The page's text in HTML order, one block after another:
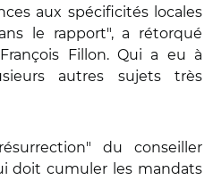
aux spécificités locales
le rapport", a rétorqué
Fillon. Qui a eu à
autres sujets très
du conseiller
doit cumuler les mandats